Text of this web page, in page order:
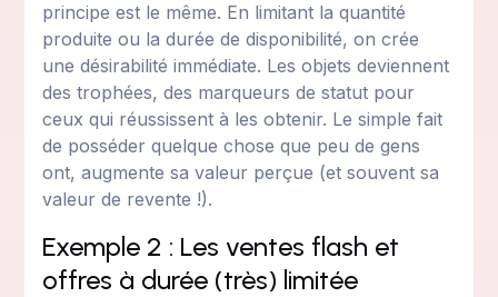
principe est le même. En limitant la quantité
produite ou la durée de disponibilité, on crée
une désirabilité immédiate. Les objets deviennent
des trophées, des marqueurs de statut pour
ceux qui réussissent à les obtenir. Le simple fait
de posséder quelque chose que peu de gens
ont, augmente sa valeur perçue (et souvent sa
valeur de revente !).
Exemple 2 : Les ventes flash et
offres à durée (très) limitée